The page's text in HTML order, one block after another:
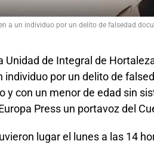
a un individuo por un delito de falsedad
Unidad de Integral de
individuo por un delito de
y con un menor de edad sin
Press un portavoz del
lugar el lunes a las 14